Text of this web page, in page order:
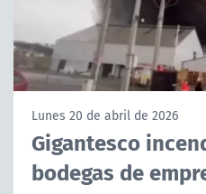
PROGRAMAS
TELESERIES
ACTUALIDAD Y TENDENCIAS
Lunes 20 de abril de 2026
Gigantesco
bodegas de